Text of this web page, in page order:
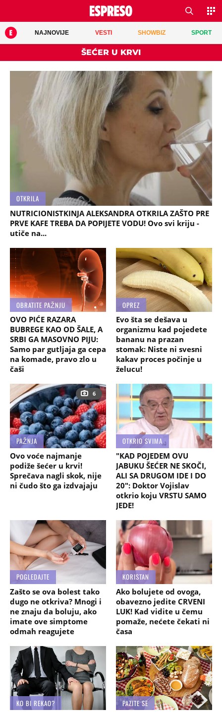
NAJNOVIJE VESTI SHOWBIZ SPORT
ŠEĆER U KRVI
OTKRILA
NUTRICIONISTKINJA ALEKSANDRA OTKRILA ZAŠTO PRE
PRVE KAFE TREBA DA POPIJETE VODU! Ovo svi kriju -
utiče na...
OBRATITE PAŽNJU
OVO PIĆE RAZARA
BUBREGE KAO OD ŠALE, A
SRBI GA MASOVNO PIJU:
Samo par gutljaja ga cepa
na komade, pravo zlo u
čaši
OPREZ
Evo šta se dešava u
organizmu kad pojedete
bananu na prazan
stomak: Niste ni svesni
kakav proces počinje u
želucu!
6
PAŽNJA
Ovo voće najmanje
podiže šećer u krvi!
Sprečava nagli skok, nije
ni čudo što ga izdvajaju
OTKRIO SVIMA
"KAD POJEDEM OVU
JABUKU ŠEĆER NE SKOČI,
ALI SA DRUGOM IDE I DO
20": Doktor Vojislav
otkrio koju VRSTU SAMO
JEDE!
POGLEDAJTE
Zašto se ova bolest tako
dugo ne otkriva? Mnogi i
ne znaju da boluju, ako
imate ove simptome
odmah reagujete
KORISTAN
Ako bolujete od ovoga,
obavezno jedite CRVENI
LUK! Kad vidite u čemu
pomaže, nećete čekati ni
časa
KO BI REKAO?
PAZITE SE